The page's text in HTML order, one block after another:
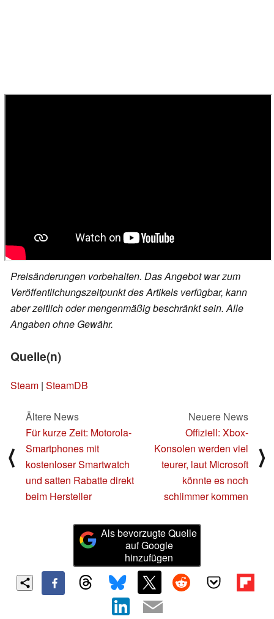
Preisänderungen vorbehalten. Das Angebot war zum
Veröffentlichungszeitpunkt des Artikels verfügbar, kann
aber zeitlich oder mengenmäßig beschränkt sein. Alle
Angaben ohne Gewähr.
Quelle(n)
Steam | SteamDB
⟨
Ältere News
Für kurze Zeit: Motorola-
Smartphones mit
kostenloser Smartwatch
und satten Rabatte direkt
beim Hersteller
Neuere News
Offiziell: Xbox-
Konsolen werden viel
teurer, laut Microsoft
könnte es noch
schlimmer kommen
⟩
Als bevorzugte Quelle
auf Google
hinzufügen